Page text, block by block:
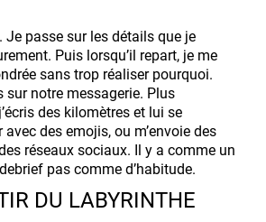
Je passe sur les détails que je
Puis lorsqu’il repart, je me
sans trop réaliser pourquoi.
sur notre messagerie. Plus
des kilomètres et lui se
des emojis, ou m’envoie des
réseaux sociaux. Il y a comme un
pas comme d’habitude.
DU LABYRINTHE